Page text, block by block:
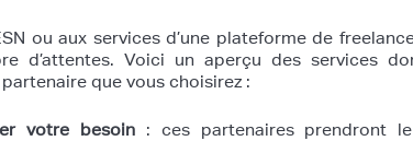
ou aux services d’une plateforme de
d’attentes. Voici un aperçu des services
que vous choisirez :
votre besoin : ces partenaires prendront